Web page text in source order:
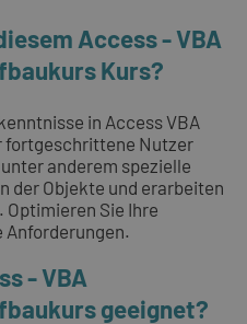
Access - VBA
Kurs?
in Access VBA
fortgeschrittene Nutzer
anderem spezielle
der Objekte und erarbeiten
Sie Ihre
Anforderungen.
- VBA
geeignet?